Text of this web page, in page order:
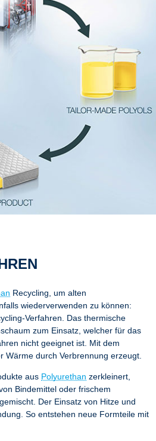
Recycling, um alten
wiederverwenden zu können:
Verfahren. Das thermische
zum Einsatz, welcher für das
nicht geeignet ist. Mit dem
Wärme durch Verbrennung erzeugt.
aus Polyurethan zerkleinert,
Bindemittel oder frischem
Der Einsatz von Hitze und
So entstehen neue Formteile mit